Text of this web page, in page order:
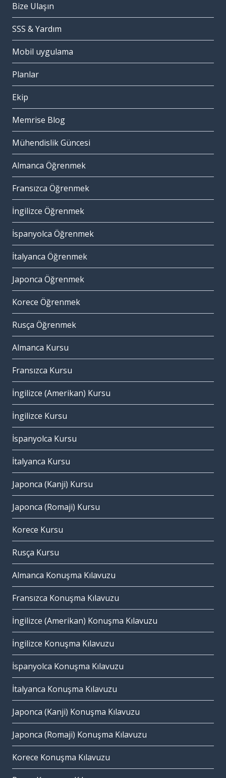
Bize Ulaşın
SSS & Yardım
Mobil uygulama
Planlar
Ekip
Memrise Blog
Mühendislik Güncesi
Almanca Öğrenmek
Fransızca Öğrenmek
İngilizce Öğrenmek
İspanyolca Öğrenmek
İtalyanca Öğrenmek
Japonca Öğrenmek
Korece Öğrenmek
Rusça Öğrenmek
Almanca Kursu
Fransızca Kursu
İngilizce (Amerikan) Kursu
İngilizce Kursu
İspanyolca Kursu
İtalyanca Kursu
Japonca (Kanji) Kursu
Japonca (Romaji) Kursu
Korece Kursu
Rusça Kursu
Almanca Konuşma Kılavuzu
Fransızca Konuşma Kılavuzu
İngilizce (Amerikan) Konuşma Kılavuzu
İngilizce Konuşma Kılavuzu
İspanyolca Konuşma Kılavuzu
İtalyanca Konuşma Kılavuzu
Japonca (Kanji) Konuşma Kılavuzu
Japonca (Romaji) Konuşma Kılavuzu
Korece Konuşma Kılavuzu